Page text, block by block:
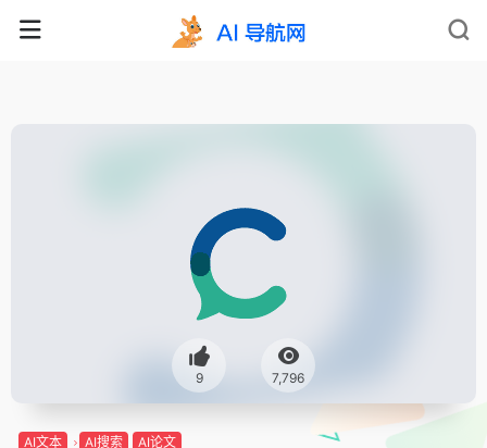
9 7,796
AI文本 AI搜索 AI论文